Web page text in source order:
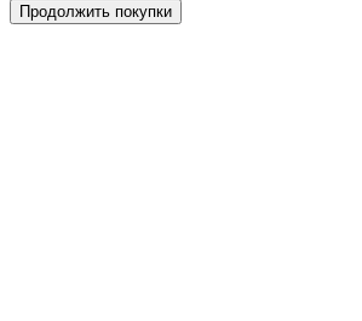
Продолжить покупки